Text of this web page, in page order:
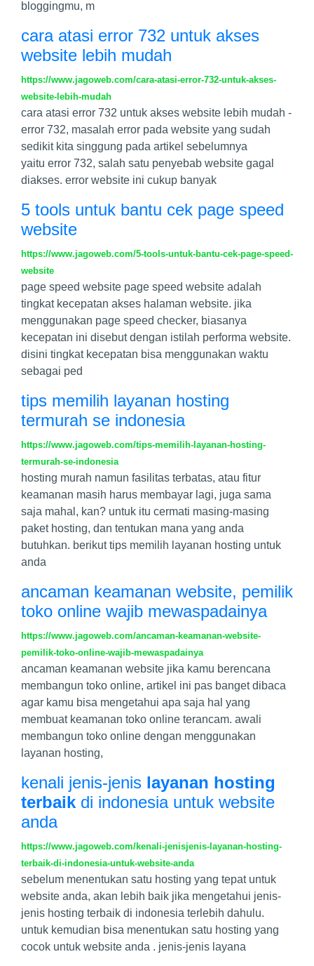
bloggingmu, m
cara atasi error 732 untuk akses
website lebih mudah
https://www.jagoweb.com/cara-atasi-error-732-untuk-akses-
website-lebih-mudah
cara atasi error 732 untuk akses website lebih mudah -
error 732, masalah error pada website yang sudah
sedikit kita singgung pada artikel sebelumnya
yaitu error 732, salah satu penyebab website gagal
diakses. error website ini cukup banyak
5 tools untuk bantu cek page speed
website
https://www.jagoweb.com/5-tools-untuk-bantu-cek-page-speed-
website
page speed website page speed website adalah
tingkat kecepatan akses halaman website. jika
menggunakan page speed checker, biasanya
kecepatan ini disebut dengan istilah performa website.
disini tingkat kecepatan bisa menggunakan waktu
sebagai ped
tips memilih layanan hosting
termurah se indonesia
https://www.jagoweb.com/tips-memilih-layanan-hosting-
termurah-se-indonesia
hosting murah namun fasilitas terbatas, atau fitur
keamanan masih harus membayar lagi, juga sama
saja mahal, kan? untuk itu cermati masing-masing
paket hosting, dan tentukan mana yang anda
butuhkan. berikut tips memilih layanan hosting untuk
anda
ancaman keamanan website, pemilik
toko online wajib mewaspadainya
https://www.jagoweb.com/ancaman-keamanan-website-
pemilik-toko-online-wajib-mewaspadainya
ancaman keamanan website jika kamu berencana
membangun toko online, artikel ini pas banget dibaca
agar kamu bisa mengetahui apa saja hal yang
membuat keamanan toko online terancam. awali
membangun toko online dengan menggunakan
layanan hosting,
kenali jenis-jenis layanan hosting
terbaik di indonesia untuk website
anda
https://www.jagoweb.com/kenali-jenisjenis-layanan-hosting-
terbaik-di-indonesia-untuk-website-anda
sebelum menentukan satu hosting yang tepat untuk
website anda, akan lebih baik jika mengetahui jenis-
jenis hosting terbaik di indonesia terlebih dahulu.
untuk kemudian bisa menentukan satu hosting yang
cocok untuk website anda . jenis-jenis layana